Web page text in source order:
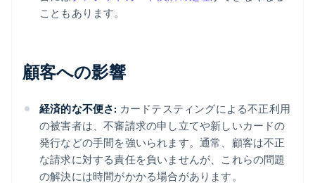
こともあります。
顧客への影響
経済的な不便さ: カードテスティングによる不正利用
の被害者は、不審請求の申し立てや新しいカードの
発行などの手間を強いられます。通常、顧客は不正
な請求に対する責任を負いませんが、これらの問題
の解決には時間がかかる場合があります。